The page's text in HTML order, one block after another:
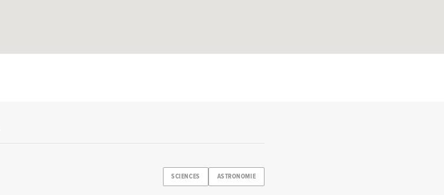
SCIENCES ASTRONOMIE